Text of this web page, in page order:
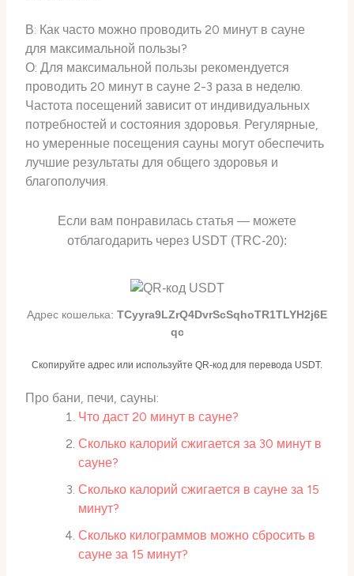
В: Как часто можно проводить 20 минут в сауне
для максимальной пользы?
О: Для максимальной пользы рекомендуется
проводить 20 минут в сауне 2-3 раза в неделю.
Частота посещений зависит от индивидуальных
потребностей и состояния здоровья. Регулярные,
но умеренные посещения сауны могут обеспечить
лучшие результаты для общего здоровья и
благополучия.
Если вам понравилась статья — можете
отблагодарить через USDT (TRC-20):
Адрес кошелька: TCyyra9LZrQ4DvrScSqhoTR1TLYH2j6E
qc
Скопируйте адрес или используйте QR-код для перевода USDT.
Про бани, печи, сауны:
Что даст 20 минут в сауне?
Сколько калорий сжигается за 30 минут в
сауне?
Сколько калорий сжигается в сауне за 15
минут?
Сколько килограммов можно сбросить в
сауне за 15 минут?